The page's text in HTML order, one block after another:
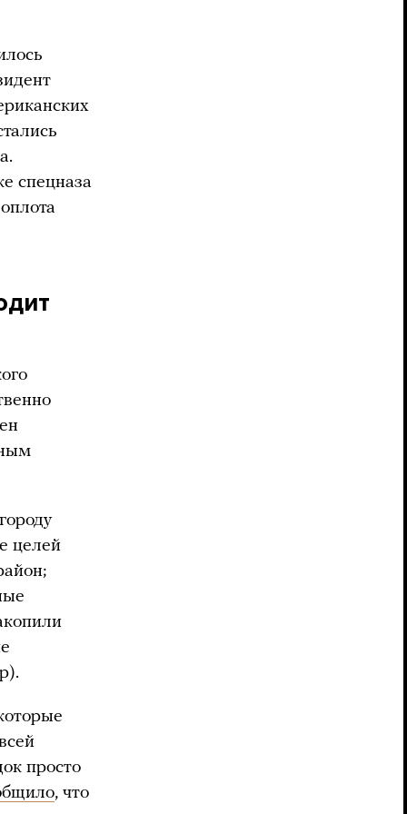
спецназа
целей
просто
, что